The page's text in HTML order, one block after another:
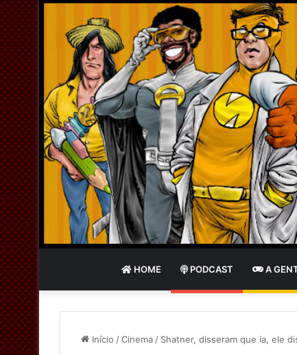
HOME PODCAST A
Início /Cinema / Shatner, disseram que ia, ele